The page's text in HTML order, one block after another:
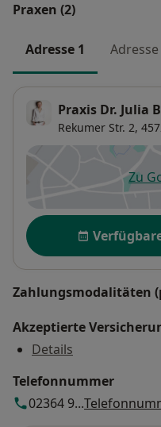
Praxen (2)
Adresse 1
Praxis Dr. Julia
Rekumer Str. 2,
Zu
Verfügbarkeit
Zahlungsmodalitäten
Akzeptierte
Details
Telefonnummer
02364 9...